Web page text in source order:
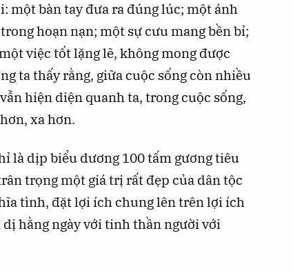
một bàn tay đưa ra đúng lúc; một ánh
hoạn nạn; một sự cưu mang bền bỉ;
việc tốt lặng lẽ, không mong được
ta thấy rằng, giữa cuộc sống còn nhiều
hiện diện quanh ta, trong cuộc sống,
xa hơn.
là dịp biểu dương 100 tấm gương tiêu
trọng một giá trị rất đẹp của dân tộc
tình, đặt lợi ích chung lên trên lợi ích
hằng ngày với tinh thần người với